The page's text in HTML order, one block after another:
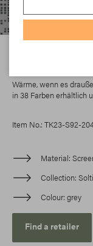
Wärme, wenn es
in 38 Farben erhältlich
Item No.: TK23-S92-
Material
Collection
Colour grey
Find a retailer